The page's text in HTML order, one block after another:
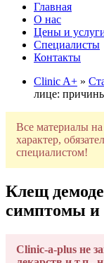
Главная
О нас
Цены и
Специалисты
Контакты
Clinic A+ »
лице:
Все материалы
характер,
специалистом!
Клещ
симптомы и
Clinic-a-plus не